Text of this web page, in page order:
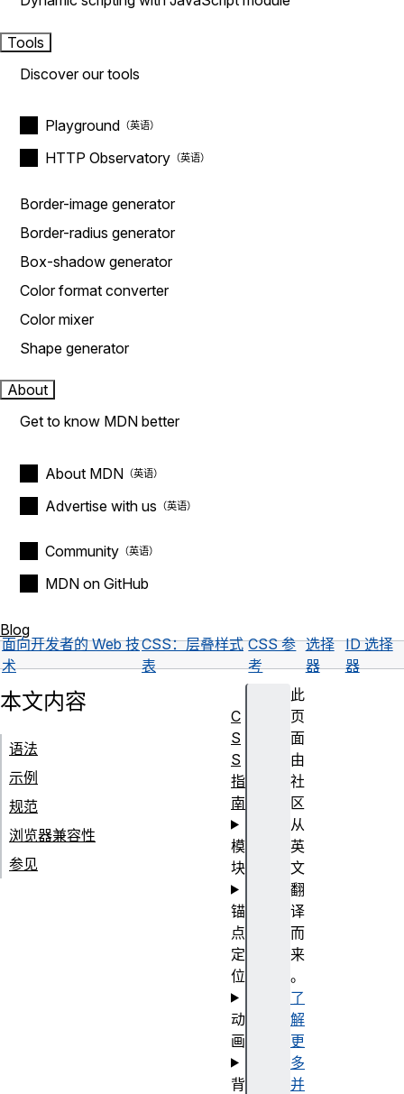
Tools
Discover our tools
Playground
HTTP Observatory
Border-image generator
Border-radius generator
Box-shadow generator
Color format converter
Color mixer
Shape generator
About
Get to know MDN better
About MDN
Advertise with us
Community
MDN on GitHub
Blog
面向开发者的 Web 技
术
CSS：层叠样式
表
CSS 参
考
选择
器
ID 选择
器
此
页
面
由
社
区
从
英
文
翻
译
而
来
。
了
解
更
多
并
本文内容
语法
示例
规范
浏览器兼容性
参见
C
S
S
指
南
模
块
锚
点
定
位
动
画
背